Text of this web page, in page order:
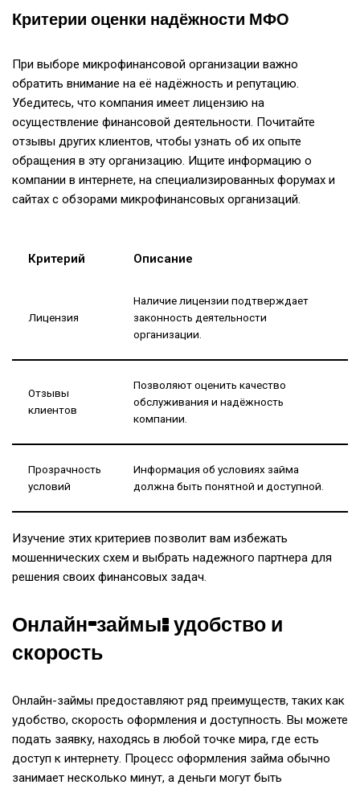
Критерии оценки надёжности МФО
При выборе микрофинансовой организации важно
обратить внимание на её надёжность и репутацию.
Убедитесь, что компания имеет лицензию на
осуществление финансовой деятельности. Почитайте
отзывы других клиентов, чтобы узнать об их опыте
обращения в эту организацию. Ищите информацию о
компании в интернете, на специализированных форумах и
сайтах с обзорами микрофинансовых организаций.
Критерий Описание
Лицензия
Наличие лицензии подтверждает
законность деятельности
организации.
Отзывы
клиентов
Позволяют оценить качество
обслуживания и надёжность
компании.
Прозрачность
условий
Информация об условиях займа
должна быть понятной и доступной.
Изучение этих критериев позволит вам избежать
мошеннических схем и выбрать надежного партнера для
решения своих финансовых задач.
Онлайн-займы: удобство и
скорость
Онлайн-займы предоставляют ряд преимуществ, таких как
удобство, скорость оформления и доступность. Вы можете
подать заявку, находясь в любой точке мира, где есть
доступ к интернету. Процесс оформления займа обычно
занимает несколько минут, а деньги могут быть